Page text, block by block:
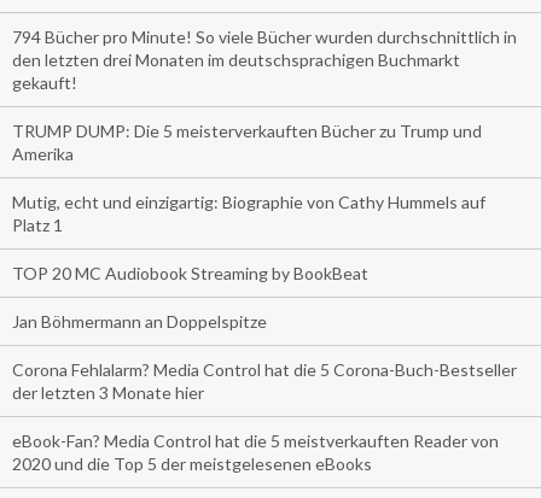
794 Bücher pro Minute! So viele Bücher wurden durchschnittlich in
den letzten drei Monaten im deutschsprachigen Buchmarkt
gekauft!
TRUMP DUMP: Die 5 meisterverkauften Bücher zu Trump und
Amerika
Mutig, echt und einzigartig: Biographie von Cathy Hummels auf
Platz 1
TOP 20 MC Audiobook Streaming by BookBeat
Jan Böhmermann an Doppelspitze
Corona Fehlalarm? Media Control hat die 5 Corona-Buch-Bestseller
der letzten 3 Monate hier
eBook-Fan? Media Control hat die 5 meistverkauften Reader von
2020 und die Top 5 der meistgelesenen eBooks